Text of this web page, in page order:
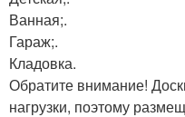
Ванная;.
Гараж;.
Кладовка.
Обратите внимание!
нагрузки, поэтому